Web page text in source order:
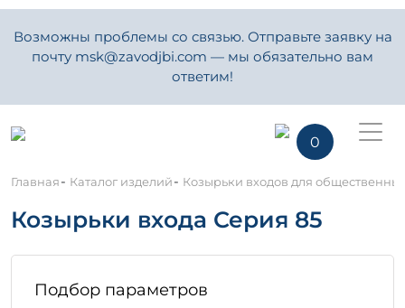
Возможны проблемы со связью. Отправьте заявку на
почту msk@zavodjbi.com — мы обязательно вам
ответим!
0
Главная- Каталог изделий- Козырьки входов для
Козырьки входа Серия 85
Подбор параметров